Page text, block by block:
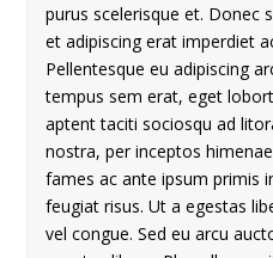
purus scelerisque et. Donec
et adipiscing erat imperdiet
Pellentesque eu adipiscing
tempus sem erat, eget
aptent taciti sociosqu ad
nostra, per inceptos
fames ac ante ipsum primis
feugiat risus. Ut a egestas
vel congue. Sed eu arcu